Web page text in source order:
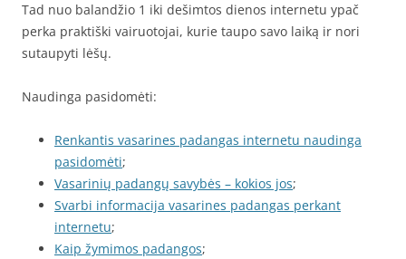
Tad nuo balandžio 1 iki dešimtos dienos internetu ypač
perka praktiški vairuotojai, kurie taupo savo laiką ir nori
sutaupyti lėšų.
Naudinga pasidomėti:
Renkantis vasarines padangas internetu naudinga
pasidomėti;
Vasarinių padangų savybės – kokios jos;
Svarbi informacija vasarines padangas perkant
internetu;
Kaip žymimos padangos;